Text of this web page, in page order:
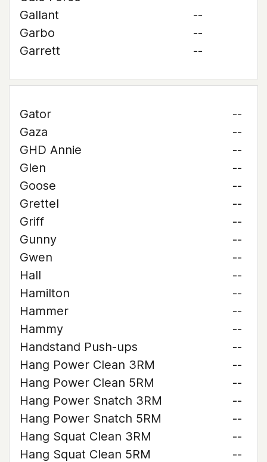
Gallant
--
Garbo
--
Garrett
--
Gator
--
Gaza
--
GHD Annie
--
Glen
--
Goose
--
Grettel
--
Griff
--
Gunny
--
Gwen
--
Hall
--
Hamilton
--
Hammer
--
Hammy
--
Handstand Push-ups
--
Hang Power Clean 3RM
--
Hang Power Clean 5RM
--
Hang Power Snatch 3RM
--
Hang Power Snatch 5RM
--
Hang Squat Clean 3RM
--
Hang Squat Clean 5RM
--